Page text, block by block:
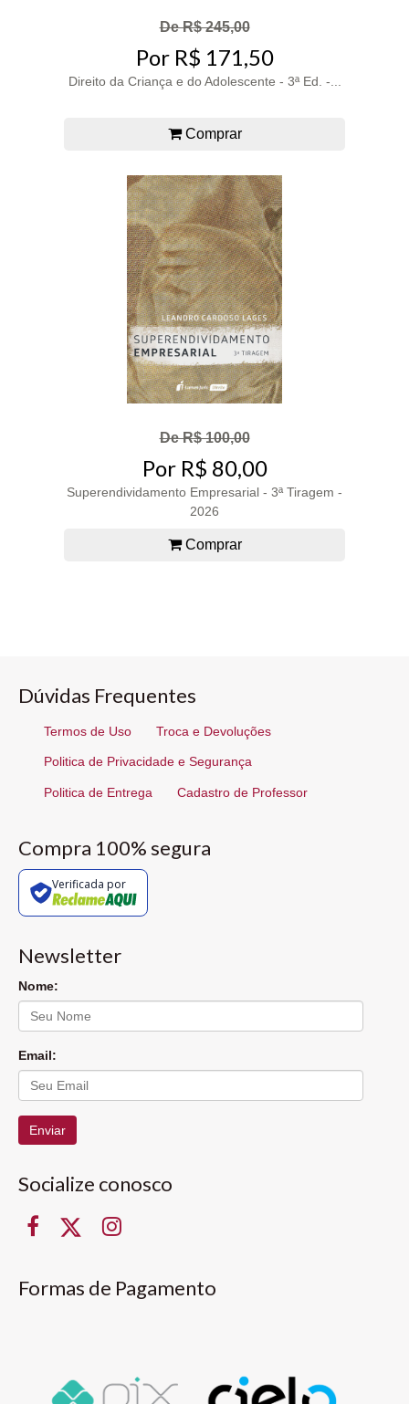
De R$ 245,00
Por R$ 171,50
Direito da Criança e do Adolescente - 3ª Ed. -...
Comprar
De R$ 100,00
Por R$ 80,00
Superendividamento Empresarial - 3ª Tiragem -
2026
Comprar
Dúvidas Frequentes
Termos de Uso Troca e Devoluções
Politica de Privacidade e Segurança
Politica de Entrega Cadastro de Professor
Compra 100% segura
Verificada por
Newsletter
Nome:
Email:
Enviar
Socialize conosco
Formas de Pagamento